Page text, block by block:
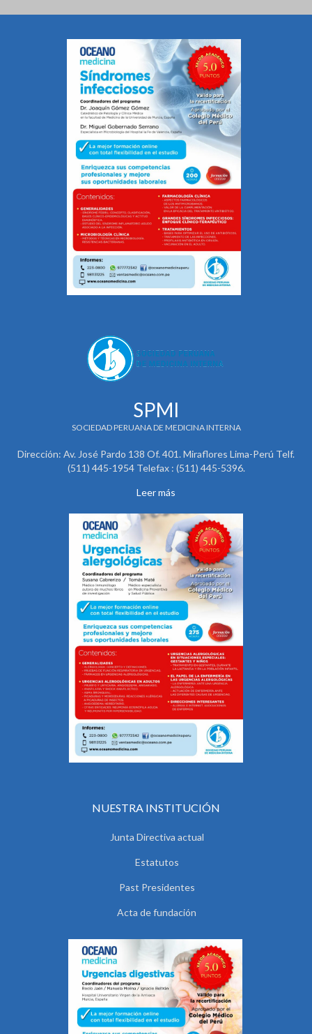
SPMI
SOCIEDAD PERUANA DE MEDICINA INTERNA
Dirección: Av. José Pardo 138 Of. 401. Miraflores Lima-Perú Telf.
(511) 445-1954 Telefax : (511) 445-5396.
Leer más
NUESTRA INSTITUCIÓN
Junta Directiva actual
Estatutos
Past Presidentes
Acta de fundación